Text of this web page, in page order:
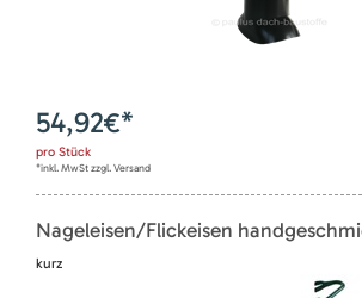
54,92€*
pro Stück
*inkl. MwSt zzgl. Versand
Nageleisen/Flickeisen
kurz